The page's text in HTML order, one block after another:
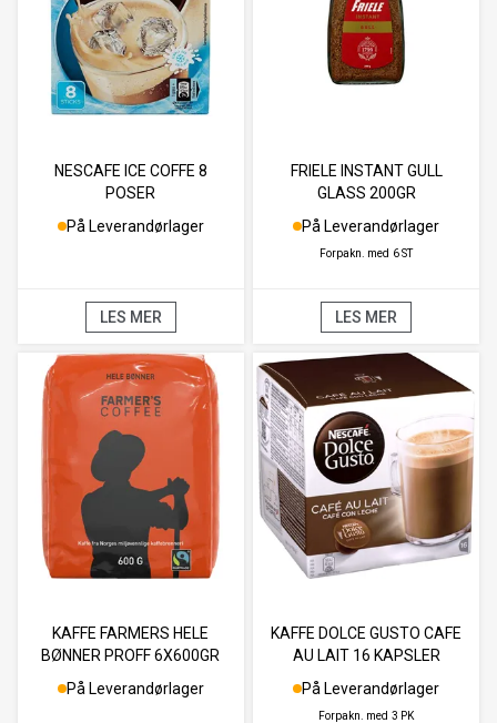
NESCAFE ICE COFFE 8
POSER
På Leverandørlager
LES MER
FRIELE INSTANT GULL
GLASS 200GR
På Leverandørlager
Forpakn. med 6 ST
LES MER
KAFFE FARMERS HELE
BØNNER PROFF 6X600GR
På Leverandørlager
KAFFE DOLCE GUSTO CAFE
AU LAIT 16 KAPSLER
På Leverandørlager
Forpakn. med 3 PK